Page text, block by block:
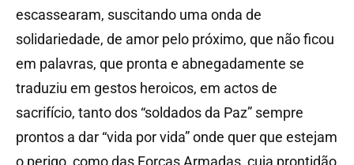
escassearam, suscitando uma onda de
solidariedade, de amor pelo próximo, que não ficou
em palavras, que pronta e abnegadamente se
traduziu em gestos heroicos, em actos de
sacrifício, tanto dos “soldados da Paz” sempre
prontos a dar “vida por vida” onde quer que estejam
o perigo, como das Forças Armadas, cuja prontidão